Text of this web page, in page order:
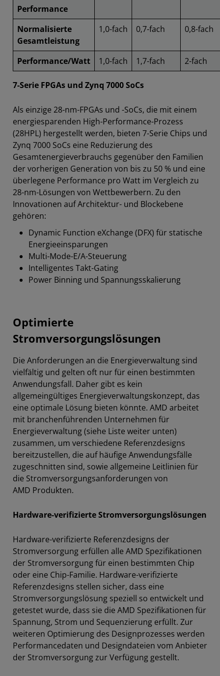
Performance
Normalisierte
Gesamtleistung
1,0-fach 0,7-fach 0,8-fach
Performance/Watt 1,0-fach 1,7-fach 2-fach
7-Serie FPGAs und Zynq 7000 SoCs
Als einzige 28-nm-FPGAs und -SoCs, die mit einem
energiesparenden High-Performance-Prozess
(28HPL) hergestellt werden, bieten 7-Serie Chips und
Zynq 7000 SoCs eine Reduzierung des
Gesamtenergieverbrauchs gegenüber den Familien
der vorherigen Generation von bis zu 50 % und eine
überlegene Performance pro Watt im Vergleich zu
28-nm-Lösungen von Wettbewerbern. Zu den
Innovationen auf Architektur- und Blockebene
gehören:
Dynamic Function eXchange (DFX) für statische
Energieeinsparungen
Multi-Mode-E/A-Steuerung
Intelligentes Takt-Gating
Power Binning und Spannungsskalierung
Optimierte
Stromversorgungslösungen
Die Anforderungen an die Energieverwaltung sind
vielfältig und gelten oft nur für einen bestimmten
Anwendungsfall. Daher gibt es kein
allgemeingültiges Energieverwaltungskonzept, das
eine optimale Lösung bieten könnte. AMD arbeitet
mit branchenführenden Unternehmen für
Energieverwaltung (siehe Liste weiter unten)
zusammen, um verschiedene Referenzdesigns
bereitzustellen, die auf häufige Anwendungsfälle
zugeschnitten sind, sowie allgemeine Leitlinien für
die Stromversorgungsanforderungen von
AMD Produkten.
Hardware-verifizierte Stromversorgungslösungen
Hardware-verifizierte Referenzdesigns der
Stromversorgung erfüllen alle AMD Spezifikationen
der Stromversorgung für einen bestimmten Chip
oder eine Chip-Familie. Hardware-verifizierte
Referenzdesigns stellen sicher, dass eine
Stromversorgungslösung speziell so entwickelt und
getestet wurde, dass sie die AMD Spezifikationen für
Spannung, Strom und Sequenzierung erfüllt. Zur
weiteren Optimierung des Designprozesses werden
Performancedaten und Designdateien vom Anbieter
der Stromversorgung zur Verfügung gestellt.